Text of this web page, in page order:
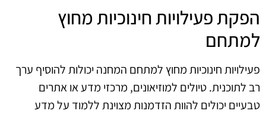
הפקת פעילויות חינוכיות מחוץ
למתחם
פעילויות חינוכיות מחוץ למתחם המחנה יכולות להוסיף ערך
רב לתוכנית. טיולים למוזיאונים, מרכזי מדע או אתרים
טבעיים יכולים להוות הזדמנות מצוינת ללמוד על מדע